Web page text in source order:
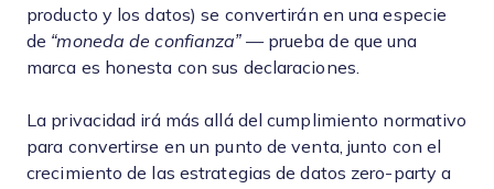
producto y los datos) se convertirán en una especie
de “moneda de confianza”— prueba de que una
marca es honesta con sus declaraciones.
La privacidad irá más allá del cumplimiento normativo
para convertirse en un punto de venta, junto con el
crecimiento de las estrategias de datos zero-party a